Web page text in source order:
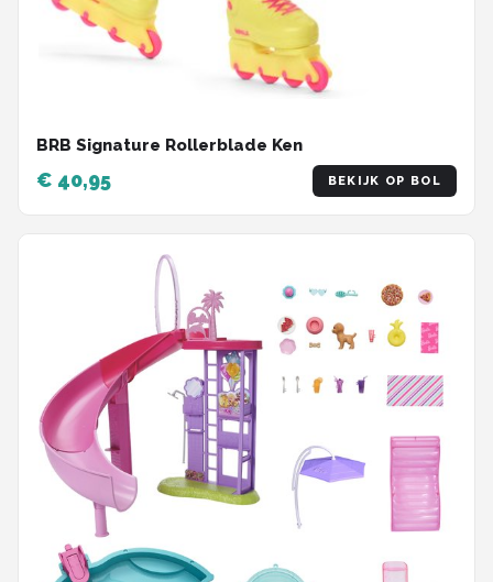
BRB Signature Rollerblade Ken
€ 40,95 BEKIJK OP BOL